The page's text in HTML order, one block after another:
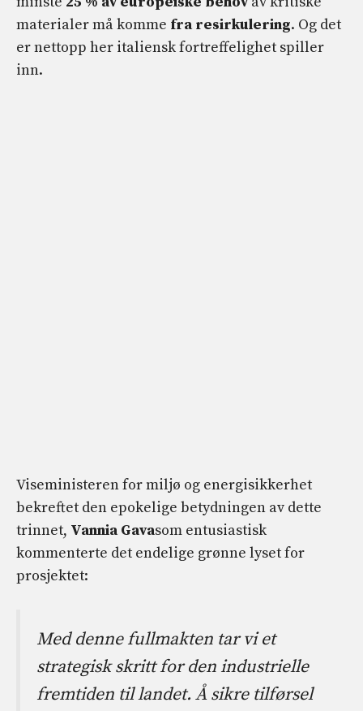
materialer må komme fra resirkulering. Og det
er nettopp her italiensk fortreffelighet spiller
inn.
Viseministeren for miljø og energisikkerhet
bekreftet den epokelige betydningen av dette
trinnet, Vannia Gavasom entusiastisk
kommenterte det endelige grønne lyset for
prosjektet:
Med denne fullmakten tar vi et
strategisk skritt for den industrielle
fremtiden til landet. Å sikre tilførsel